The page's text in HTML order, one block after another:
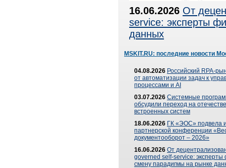
16.06.2026 От
service: эксперты
данных
MSKIT.RU: последние новости
04.08.2026 Российский RPA-
от автоматизации задач к
процессами и AI
03.07.2026 Системные
обсудили переход на
встроенных систем
18.06.2026 ГК «ЭОС» подвела
партнерской конференции
документооборот – 2026»
16.06.2026 От
governed self-service: эксперты
смену парадигмы на рынке